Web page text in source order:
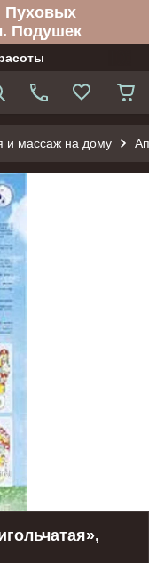
Подушек
и массаж на дому